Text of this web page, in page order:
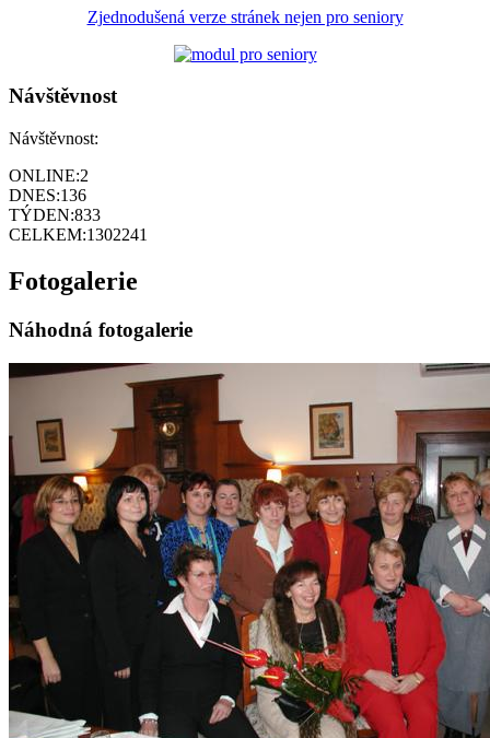
Zjednodušená verze stránek nejen pro seniory
Návštěvnost
Návštěvnost:
ONLINE:2
DNES:136
TÝDEN:833
CELKEM:1302241
Fotogalerie
Náhodná fotogalerie